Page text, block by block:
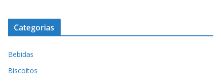
Categorias
Bebidas
Biscoitos